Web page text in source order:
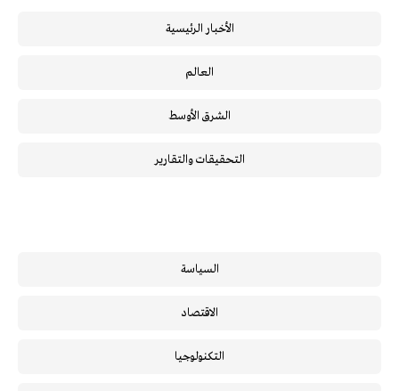
الأخبار الرئيسية
العالم
الشرق الأوسط
التحقيقات والتقارير
السياسة
الاقتصاد
التكنولوجيا